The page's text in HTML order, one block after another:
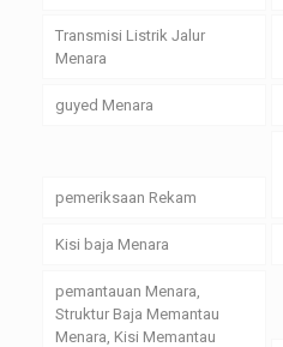
Transmisi Listrik Jalur
Menara
guyed Menara
pemeriksaan Rekam
Kisi baja Menara
pemantauan Menara,
Struktur Baja Memantau
Menara, Kisi Memantau